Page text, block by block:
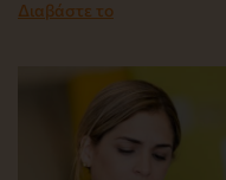
Διαβάστε το